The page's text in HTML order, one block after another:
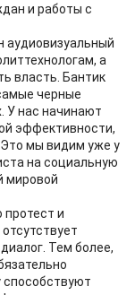
и работы с
аудиовизуальный
а
власть. Бантик
черные
У нас начинают
эффективности,
мы видим уже у
на социальную
мировой
протест и
Тем более,
способствуют